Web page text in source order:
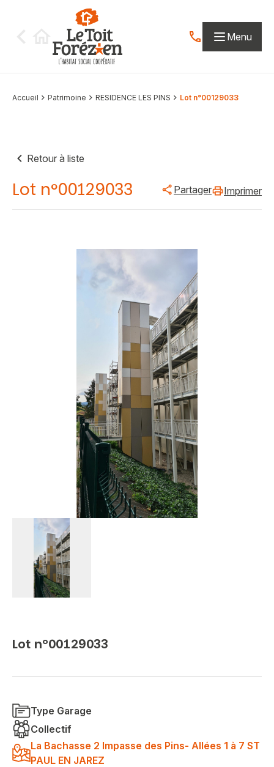
Contactez-nous
Menu
Accueil Patrimoine RESIDENCE LES PINS Lot n°00129033
Retour à liste
Lot n°00129033 Partager Imprimer
Lot n°00129033
Type Garage
Collectif
La Bachasse 2 Impasse des Pins- Allées 1 à 7 ST
PAUL EN JAREZ